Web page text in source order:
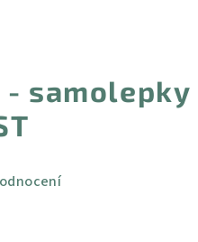
samolepky